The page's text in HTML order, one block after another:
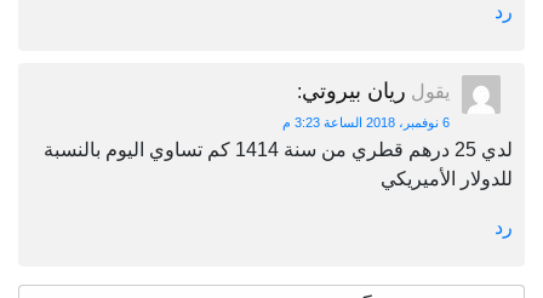
رد
يقول ريان بيروتي:
6 نوفمبر، 2018 الساعة 3:23 م
لدي 25 درهم قطري من سنة 1414 كم تساوي اليوم بالنسبة
للدولار الأميريكي
رد